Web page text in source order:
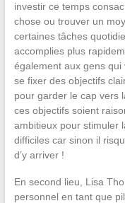
investir ce temps
chose ou trouver un
certaines tâches
accomplies plus
également aux gens
se fixer des objectifs
pour garder le cap vers
ces objectifs soient
ambitieux pour stimuler
difficiles car sinon il
d’y arriver !
En second lieu, Lisa
personnel en tant que